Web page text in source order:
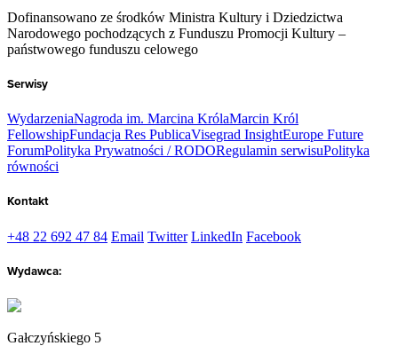
Dofinansowano ze środków Ministra Kultury i Dziedzictwa
Narodowego pochodzących z Funduszu Promocji Kultury –
państwowego funduszu celowego
Serwisy
WydarzeniaNagroda im. Marcina KrólaMarcin Król
FellowshipFundacja Res PublicaVisegrad InsightEurope Future
ForumPolityka Prywatności / RODORegulamin serwisuPolityka
równości
Kontakt
+48 22 692 47 84 Email Twitter LinkedIn Facebook
Wydawca:
Gałczyńskiego 5